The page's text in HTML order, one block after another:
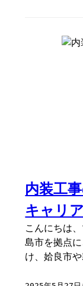
内装工
キャリ
こんにちは
島市を拠点
け、姶良市